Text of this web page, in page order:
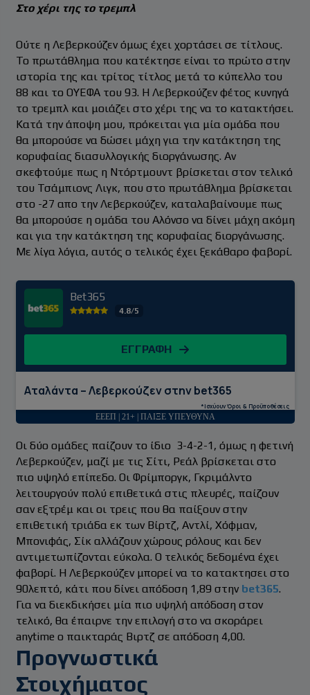
Στο χέρι της το τρεμπλ
Ούτε η Λεβερκούζεν όμως έχει χορτάσει σε τίτλους.
Το πρωτάθλημα που κατέκτησε είναι το πρώτο στην
ιστορία της και τρίτος τίτλος μετά το κύπελλο του
88 και το ΟΥΕΦΑ του 93. Η Λεβερκούζεν φέτος κυνηγά
το τρεμπλ και μοιάζει στο χέρι της να το κατακτήσει.
Κατά την άποψη μου, πρόκειται για μία ομάδα που
θα μπορούσε να δώσει μάχη για την κατάκτηση της
κορυφαίας διασυλλογικής διοργάνωσης. Αν
σκεφτούμε πως η Ντόρτμουντ βρίσκεται στον τελικό
του Τσάμπιονς Λιγκ, που στο πρωτάθλημα βρίσκεται
στο -27 απο την Λεβερκούζεν, καταλαβαίνουμε πως
θα μπορούσε η ομάδα του Αλόνσο να δίνει μάχη ακόμη
και για την κατάκτηση της κορυφαίας διοργάνωσης.
Με λίγα λόγια, αυτός ο τελικός έχει ξεκάθαρο φαβορί.
Bet365
4.8/5
ΕΓΓΡΑΦΗ
Αταλάντα – Λεβερκούζεν στην bet365
*Ισχύουν Όροι & Προϋποθέσεις
ΕΕΕΠ | 21+ | ΠΑΙΞΕ ΥΠΕΥΘΥΝΑ
Οι δύο ομάδες παίζουν το ίδιο 3-4-2-1, όμως η φετινή
Λεβερκούζεν, μαζί με τις Σίτι, Ρεάλ βρίσκεται στο
πιο υψηλό επίπεδο. Οι Φρίμποργκ, Γκριμάλντο
λειτουργούν πολύ επιθετικά στις πλευρές, παίζουν
σαν εξτρέμ και οι τρεις που θα παίξουν στην
επιθετική τριάδα εκ των Βίρτζ, Αντλί, Χόφμαν,
Μπονιφάς, Σίκ αλλάζουν χώρους ρόλους και δεν
αντιμετωπίζονται εύκολα. Ο τελικός δεδομένα έχει
φαβορί. Η Λεβερκούζεν μπορεί να το κατακτησει στο
90λεπτό, κάτι που δίνει απόδοση 1,89 στην bet365.
Για να διεκδικήσει μία πιο υψηλή απόδοση στον
τελικό, θα έπαιρνε την επιλογή στο να σκοράρει
anytime o παικταράς Bιρτζ σε απόδοση 4,00.
Προγνωστικά
Στοιχήματος